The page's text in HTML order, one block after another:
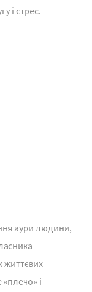
і стрес.
аури людини,
життєвих
«плечо» і